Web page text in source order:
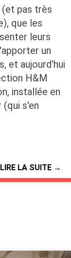
(et pas très
que les
leurs
un
et aujourd'hui
H&M
installée en
(qui s'en
LIRE LA SUITE →